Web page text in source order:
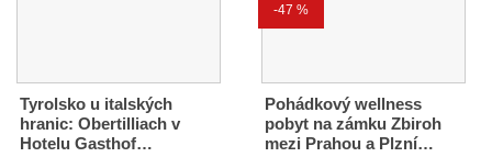
Tyrolsko u italských
hranic: Obertilliach v
Hotelu Gasthof…
-47 %
Pohádkový wellness
pobyt na zámku Zbiroh
mezi Prahou a Plzní…